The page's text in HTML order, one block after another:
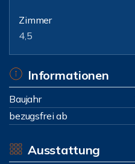
Zimmer
4,5
Informationen
Baujahr
bezugsfrei ab
Ausstattung